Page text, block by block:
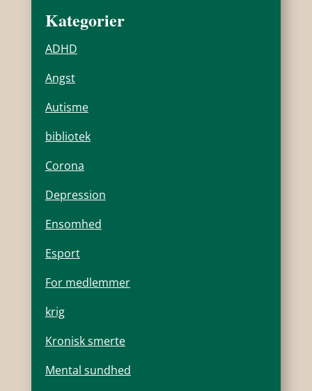
Kategorier
ADHD
Angst
Autisme
bibliotek
Corona
Depression
Ensomhed
Esport
For medlemmer
krig
Kronisk smerte
Mental sundhed